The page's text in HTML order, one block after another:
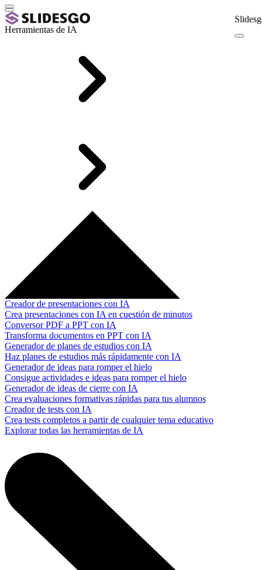
Herramientas de IA
Creador de presentaciones con IA
Crea presentaciones con IA en cuestión de minutos
Conversor PDF a PPT con IA
Transforma documentos en PPT con IA
Generador de planes de estudios con IA
Haz planes de estudios más rápidamente con IA
Generador de ideas para romper el hielo
Consigue actividades e ideas para romper el hielo
Generador de ideas de cierre con IA
Crea evaluaciones formativas rápidas para tus alumnos
Creador de tests con IA
Crea tests completos a partir de cualquier tema educativo
Explorar todas las herramientas de IA